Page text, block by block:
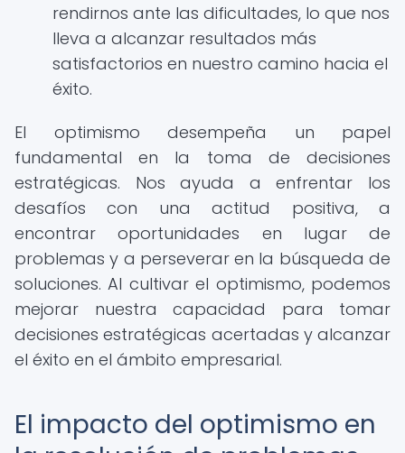
rendirnos ante las dificultades, lo que nos
lleva a alcanzar resultados más
satisfactorios en nuestro camino hacia el
éxito.
El optimismo desempeña un papel
fundamental en la toma de decisiones
estratégicas. Nos ayuda a enfrentar los
desafíos con una actitud positiva, a
encontrar oportunidades en lugar de
problemas y a perseverar en la búsqueda de
soluciones. Al cultivar el optimismo, podemos
mejorar nuestra capacidad para tomar
decisiones estratégicas acertadas y alcanzar
el éxito en el ámbito empresarial.
El impacto del optimismo en